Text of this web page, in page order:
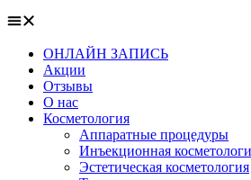
ОНЛАЙН ЗАПИСЬ
Акции
Отзывы
О нас
Косметология
Аппаратные процедуры
Инъекционная
Эстетическая косметология